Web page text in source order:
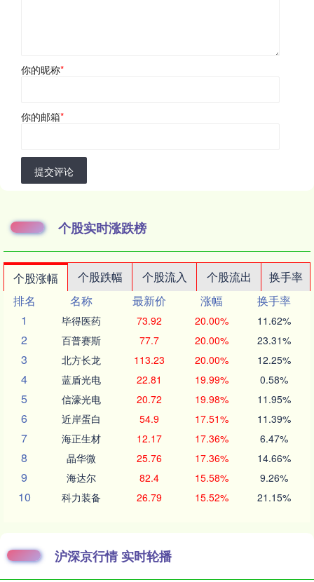
你的昵称*
你的邮箱*
提交评论
个股实时涨跌榜
个股涨幅 个股跌幅 个股流入 个股流出
换手率
排名
名称 最新价 涨幅
换手率
1
毕得医药 73.92 20.00% 11.62%
2 百普赛斯 77.7 20.00% 23.31%
3 北方长龙 113.23 20.00% 12.25%
4 蓝盾光电 22.81 19.99% 0.58%
5 信濠光电 20.72 19.98% 11.95%
6 近岸蛋白 54.9 17.51% 11.39%
7 海正生材 12.17 17.36% 6.47%
8 晶华微 25.76 17.36% 14.66%
9 海达尔 82.4 15.58% 9.26%
10 科力装备 26.79 15.52% 21.15%
沪深京行情 实时轮播